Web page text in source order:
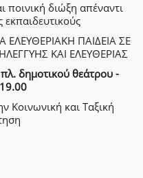
ποινική διώξη απέναντι
ΠΑΙΔΕΙΑ ΣΕ
ΚΑΙ ΕΛΕΥΘΕΡΙΑΣ
δημοτικού θεάτρου -
Κοινωνική και Ταξική